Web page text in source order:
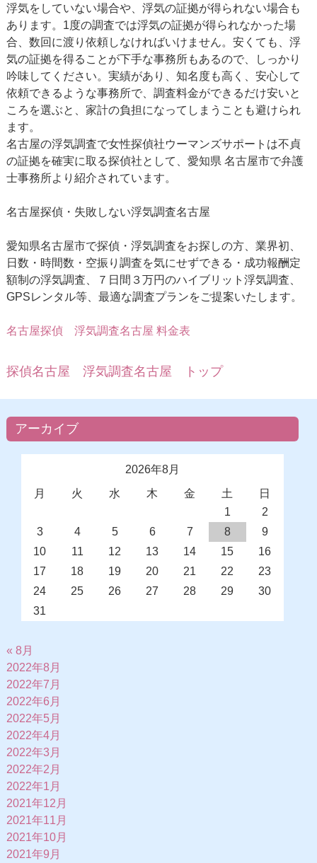
浮気をしていない場合や、浮気の証拠が得られない場合も
あります。1度の調査では浮気の証拠が得られなかった場
合、数回に渡り依頼しなければいけません。安くても、浮
気の証拠を得ることが下手な事務所もあるので、しっかり
吟味してください。実績があり、知名度も高く、安心して
依頼できるような事務所で、調査料金ができるだけ安いと
ころを選ぶと、家計の負担になってしまうことも避けられ
ます。
名古屋の浮気調査で女性探偵社ウーマンズサポートは不貞
の証拠を確実に取る探偵社として、愛知県 名古屋市で弁護
士事務所より紹介されています。
名古屋探偵・失敗しない浮気調査名古屋
愛知県名古屋市で探偵・浮気調査をお探しの方、業界初、
日数・時間数・空振り調査を気にせずできる・成功報酬定
額制の浮気調査、７日間３万円のハイブリット浮気調査、
GPSレンタル等、最適な調査プランをご提案いたします。
名古屋探偵浮気調査名古屋 料金表
探偵名古屋 浮気調査名古屋 トップ
アーカイブ
2026年8月
月
火 水 木 金 土
日
1
2
3
4 5 6 7 8
9
10
11 12 13 14 15
16
17
18 19 20 21 22
23
24
25 26 27 28 29
30
31
« 8月
2022年8月
2022年7月
2022年6月
2022年5月
2022年4月
2022年3月
2022年2月
2022年1月
2021年12月
2021年11月
2021年10月
2021年9月